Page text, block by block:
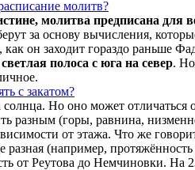
молитв?
молитва предписана для
за основу вычисления,
как он заходит гораздо раньше
полоса с юга на север.
с закатом?
солнца. Но оно может
разным (горы, равнина,
от этажа. Что же
разная (например,
от Реутова до Немчиновки. На